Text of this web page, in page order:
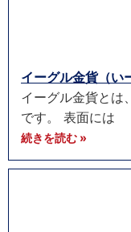
イーグル金貨（い
イーグル金貨とは
です。 表面には
続きを読む »